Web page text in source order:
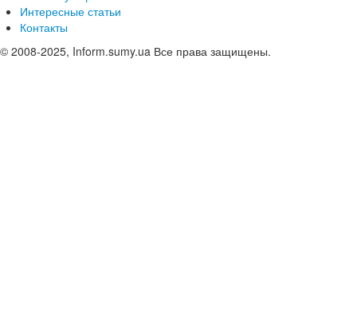
Интересные статьи
Контакты
© 2008-2025, Inform.sumy.ua Все права защищены.